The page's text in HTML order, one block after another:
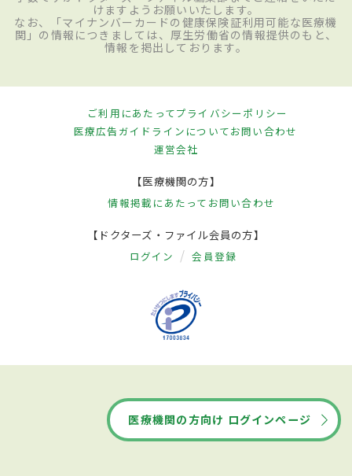
けますようお願いいたします。
なお、「マイナンバーカードの健康保険証利用可能な医療機
関」の情報につきましては、厚生労働省の情報提供のもと、
情報を掲出しております。
ご利用にあたってプライバシーポリシー
医療広告ガイドラインについてお問い合わせ
運営会社
【医療機関の方】
情報掲載にあたって お問い合わせ
【ドクターズ・ファイル会員の方】
ログイン 会員登録
医療機関の方向け ログインページ